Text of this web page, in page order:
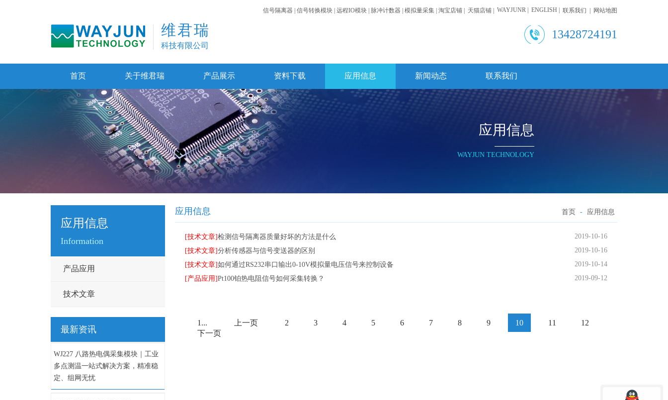
网站地图
联系我们 |
ENGLISH |
WAYJUNR |
天猫店铺 |
淘宝店铺 |
信号隔离器 | 信号转换模块 | 远程IO模块 | 脉冲计数器 | 模拟量采集 |
维君瑞
科技有限公司
13428724191
首页 关于维君瑞 产品展示 资料下载 应用信息 新闻动态 联系我们
应用信息
WAYJUN TECHNOLOGY
应用信息
Information
产品应用
技术文章
最新资讯
WJ227 八路热电偶采集模块｜工业
多点测温一站式解决方案，精准稳
定、组网无忧
应用信息 首页 - 应用信息
[技术文章]检测信号隔离器质量好坏的方法是什么
2019-10-16
[技术文章]分析传感器与信号变送器的区别
2019-10-16
[技术文章]如何通过RS232串口输出0-10V模拟量电压信号来控制设备
2019-10-14
[产品应用]Pt100铂热电阻信号如何采集转换？ 2019-09-12
1... 上一页 2 3 4 5 6 7 8 9 10 11
12
下一页